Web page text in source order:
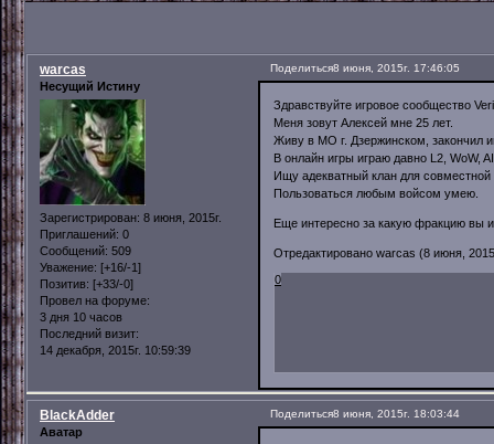
Поделиться8 июня, 2015г. 17:46:05
warcas
Несущий Истину
Зарегистрирован: 8 июня, 2015г.
Приглашений: 0
Сообщений: 509
Уважение: [+16/-1]
Позитив: [+33/-0]
Провел на форуме:
3 дня 10 часов
Последний визит:
14 декабря, 2015г. 10:59:39
Здравствуйте игровое сообщество
Меня зовут Алексей мне 25 лет.
Живу в МО г. Дзержинском, закончил
В онлайн игры играю давно L2, WoW,
Ищу адекватный клан для совместной
Пользоваться любым войсом умею.
Еще интересно за какую фракцию вы
Отредактировано warcas (8 июня,
0
Поделиться8 июня, 2015г. 18:03:44
BlackAdder
Аватар